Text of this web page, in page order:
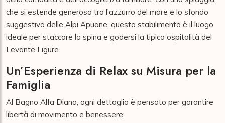
che si estende generosa tra l'azzurro del mare e lo sfondo
suggestivo delle Alpi Apuane, questo stabilimento è il luogo
ideale per staccare la spina e godersi la tipica ospitalità del
Levante Ligure.
Un’Esperienza di Relax su Misura per la
Famiglia
Al Bagno Alfa Diana, ogni dettaglio è pensato per garantire
libertà di movimento e benessere: